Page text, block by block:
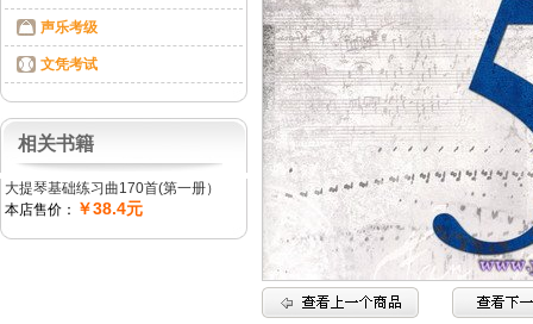
声乐考级
文凭考试
相关书籍
大提琴基础练习曲170首(第一册）
本店售价： ￥38.4元